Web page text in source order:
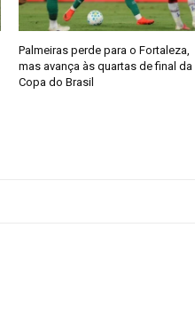
Palmeiras perde para o Fortaleza,
mas avança às quartas de final da
Copa do Brasil